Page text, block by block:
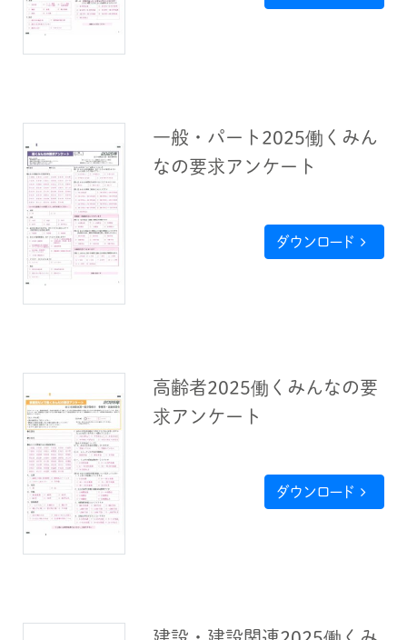
一般・パート2025働くみん
なの要求アンケート
ダウンロード
高齢者2025働くみんなの要
求アンケート
ダウンロード